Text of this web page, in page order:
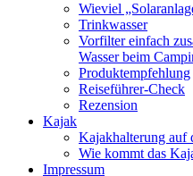
Wieviel
Trinkwasser
Vorfilter einfach
Wasser beim
Produktempfehlung
Reiseführer-Check
Rezension
Kajak
Kajakhalterung auf
Wie kommt das
Impressum